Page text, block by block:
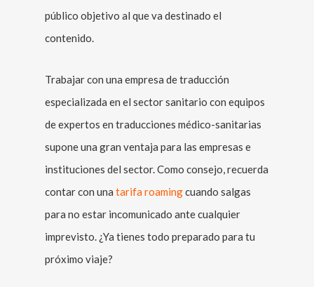
público objetivo al que va destinado el
contenido.
Trabajar con una empresa de traducción
especializada en el sector sanitario con equipos
de expertos en traducciones médico-sanitarias
supone una gran ventaja para las empresas e
instituciones del sector. Como consejo, recuerda
contar con una tarifa roamingcuando salgas
para no estar incomunicado ante cualquier
imprevisto. ¿Ya tienes todo preparado para tu
próximo viaje?